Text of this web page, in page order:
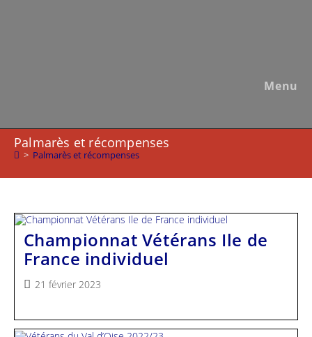
Menu
Palmarès et récompenses
> Palmarès et récompenses
Championnat Vétérans Ile de
France individuel
Publication
21 février 2023